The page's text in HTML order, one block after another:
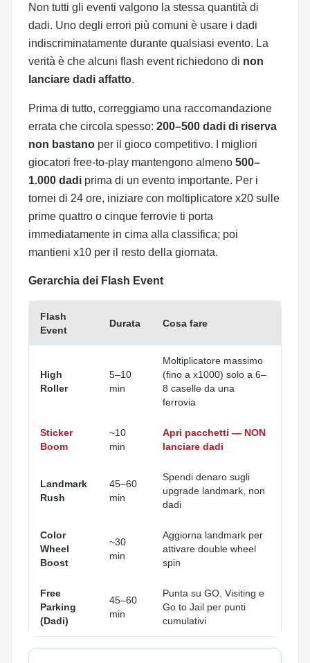
Non tutti gli eventi valgono la stessa quantità di
dadi. Uno degli errori più comuni è usare i dadi
indiscriminatamente durante qualsiasi evento. La
verità è che alcuni flash event richiedono di non
lanciare dadi affatto.
Prima di tutto, correggiamo una raccomandazione
errata che circola spesso: 200–500 dadi di riserva
non bastano per il gioco competitivo. I migliori
giocatori free-to-play mantengono almeno 500–
1.000 dadi prima di un evento importante. Per i
tornei di 24 ore, iniziare con moltiplicatore x20 sulle
prime quattro o cinque ferrovie ti porta
immediatamente in cima alla classifica; poi
mantieni x10 per il resto della giornata.
Gerarchia dei Flash Event
Flash
Event
Durata Cosa fare
High
Roller
5–10
min
Moltiplicatore massimo
(fino a x1000) solo a 6–
8 caselle da una
ferrovia
Sticker
Boom
~10
min
Apri pacchetti — NON
lanciare dadi
Landmark
Rush
45–60
min
Spendi denaro sugli
upgrade landmark, non
dadi
Color
Wheel
Boost
~30
min
Aggiorna landmark per
attivare double wheel
spin
Free
Parking
(Dadi)
45–60
min
Punta su GO, Visiting e
Go to Jail per punti
cumulativi